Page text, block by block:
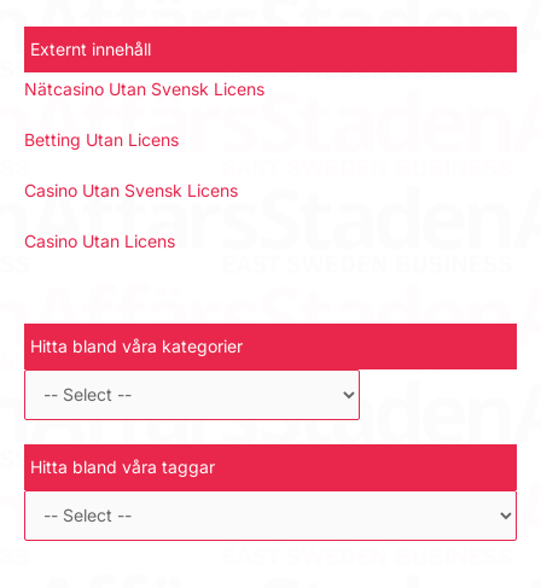
Externt innehåll
Nätcasino Utan Svensk Licens
Betting Utan Licens
Casino Utan Svensk Licens
Casino Utan Licens
Hitta bland våra kategorier
Hitta bland våra taggar